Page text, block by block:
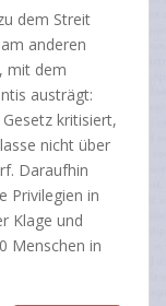
dem Streit
anderen
mit dem
austrägt:
kritisiert,
nicht über
Daraufhin
Privilegien in
Klage und
Menschen in